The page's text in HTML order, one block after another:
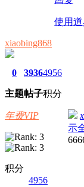
使用
xiaobing868
0
主题
3936
帖子
4956
积分
年费VIP
积分
4956
示